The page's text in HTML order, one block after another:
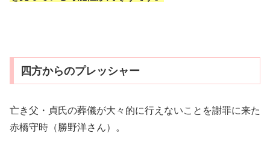
四方からのプレッシャー
亡き父・貞氏の葬儀が大々的に行えないことを謝罪に来た
赤橋守時（勝野洋さん）。